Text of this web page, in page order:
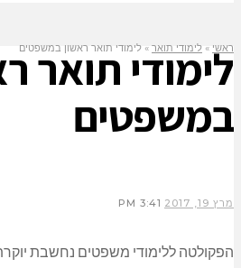
ראשי » לימודי תואר » לימודי תואר ראשון במשפטים
לימודי תואר
במשפטים
מרץ 19, 2017 3:41 PM
הפקולטה ללימודי משפטים נחשבת